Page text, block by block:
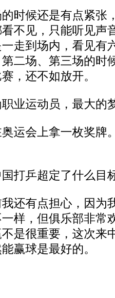
候还是有点紧张
不见，只能听见声
走到场内，看见有
二场、第三场的时
，还不如放开。
运动员，最大的
会上拿一枚奖牌
乒超定了什么目
有点担心，因为
样，但俱乐部非常
是很重要，这次来
赢球是最好的。